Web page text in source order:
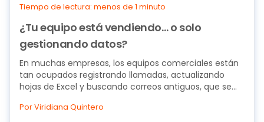
Tiempo de lectura: menos de 1 minuto
¿Tu equipo está vendiendo… o solo
gestionando datos?
En muchas empresas, los equipos comerciales están
tan ocupados registrando llamadas, actualizando
hojas de Excel y buscando correos antiguos, que se...
Por Viridiana Quintero